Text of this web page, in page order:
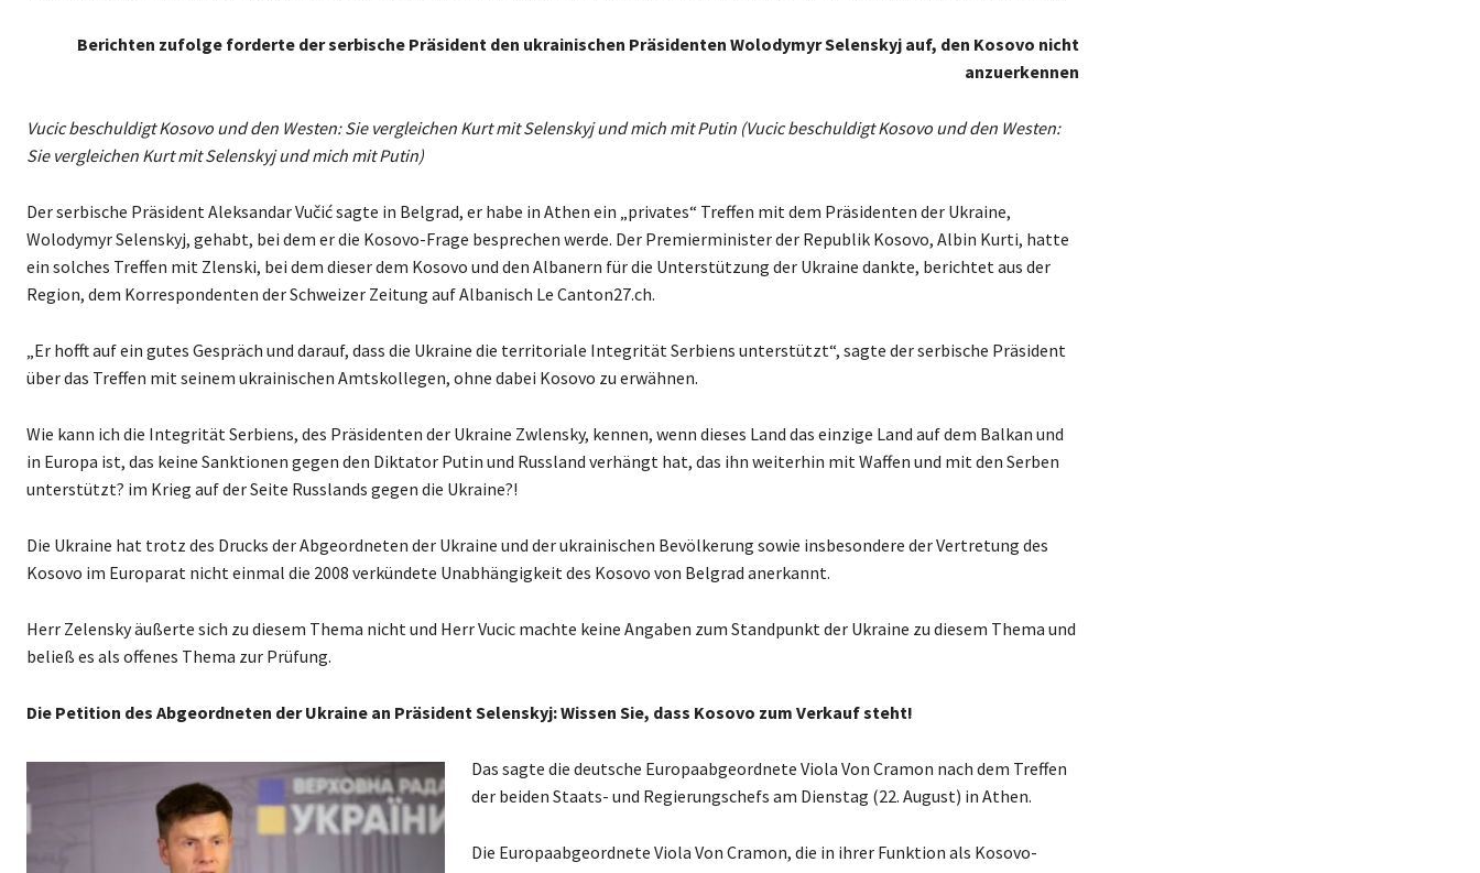
Berichten zufolge forderte der serbische Präsident den ukrainischen Präsidenten Wolodymyr Selenskyj auf, den Kosovo nicht
anzuerkennen
Vucic beschuldigt Kosovo und den Westen: Sie vergleichen Kurt mit Selenskyj und mich mit Putin (Vucic beschuldigt Kosovo und den Westen:
Sie vergleichen Kurt mit Selenskyj und mich mit Putin)
Der serbische Präsident Aleksandar Vučić sagte in Belgrad, er habe in Athen ein „privates“ Treffen mit dem Präsidenten der Ukraine,
Wolodymyr Selenskyj, gehabt, bei dem er die Kosovo-Frage besprechen werde. Der Premierminister der Republik Kosovo, Albin Kurti, hatte
ein solches Treffen mit Zlenski, bei dem dieser dem Kosovo und den Albanern für die Unterstützung der Ukraine dankte, berichtet aus der
Region, dem Korrespondenten der Schweizer Zeitung auf Albanisch Le Canton27.ch.
„Er hofft auf ein gutes Gespräch und darauf, dass die Ukraine die territoriale Integrität Serbiens unterstützt“, sagte der serbische Präsident
über das Treffen mit seinem ukrainischen Amtskollegen, ohne dabei Kosovo zu erwähnen.
Wie kann ich die Integrität Serbiens, des Präsidenten der Ukraine Zwlensky, kennen, wenn dieses Land das einzige Land auf dem Balkan und
in Europa ist, das keine Sanktionen gegen den Diktator Putin und Russland verhängt hat, das ihn weiterhin mit Waffen und mit den Serben
unterstützt? im Krieg auf der Seite Russlands gegen die Ukraine?!
Die Ukraine hat trotz des Drucks der Abgeordneten der Ukraine und der ukrainischen Bevölkerung sowie insbesondere der Vertretung des
Kosovo im Europarat nicht einmal die 2008 verkündete Unabhängigkeit des Kosovo von Belgrad anerkannt.
Herr Zelensky äußerte sich zu diesem Thema nicht und Herr Vucic machte keine Angaben zum Standpunkt der Ukraine zu diesem Thema und
beließ es als offenes Thema zur Prüfung.
Die Petition des Abgeordneten der Ukraine an Präsident Selenskyj: Wissen Sie, dass Kosovo zum Verkauf steht!
Das sagte die deutsche Europaabgeordnete Viola Von Cramon nach dem Treffen
der beiden Staats- und Regierungschefs am Dienstag (22. August) in Athen.
Die Europaabgeordnete Viola Von Cramon, die in ihrer Funktion als Kosovo-